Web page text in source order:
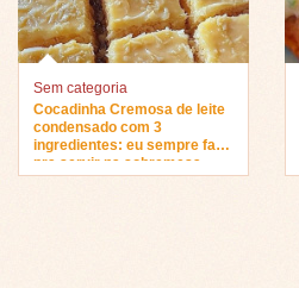
Sem categoria
Cocadinha Cremosa de leite
condensado com 3
ingredientes: eu sempre faço
pra servir na sobremesa…